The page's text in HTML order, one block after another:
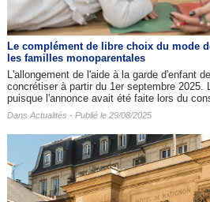
Le complément de libre choix du mode
les familles monoparentales
L'allongement de l'aide à la garde d'enfant
concrétiser à partir du 1er septembre 2025.
puisque l'annonce avait été faite lors du
Dans Actualités - Publié le 29/08/2025